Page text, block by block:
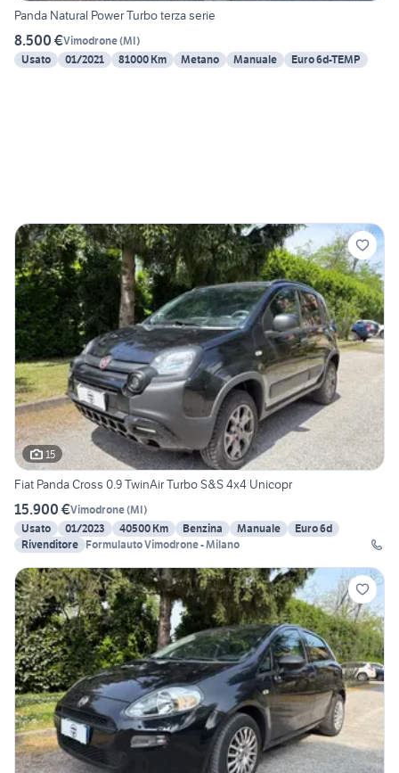
Panda Natural Power Turbo terza serie
8.500 €Vimodrone(MI)
Usato
01/2021 81000 Km Metano Manuale Euro 6d-TEMP
15
Fiat Panda Cross 0.9 TwinAir Turbo S&S 4x4 Unicopr
15.900 €Vimodrone(MI)
Usato
01/2023 40500 Km Benzina Manuale
Euro 6d
Rivenditore Formulauto Vimodrone - Milano